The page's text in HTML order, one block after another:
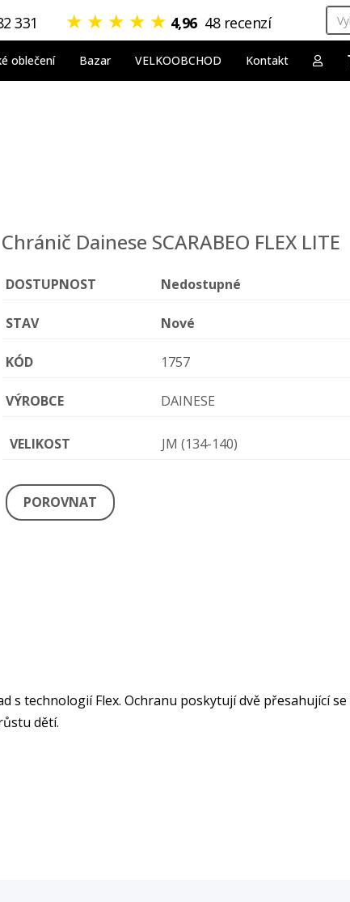
331 ★ ★ ★ ★ ★ 4,96 48 recenzí
oblečení Bazar VELKOOBCHOD Kontakt
Chránič Dainese SCARABEO FLEX LITE
DOSTUPNOST Nedostupné
STAV Nové
KÓD 1757
VÝROBCE DAINESE
VELIKOST JM (134-140)
POROVNAT
s technologií Flex. Ochranu poskytují dvě přesahující
dětí.